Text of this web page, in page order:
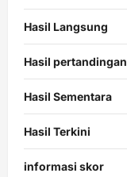
Hasil Langsung
Hasil pertandingan
Hasil Sementara
Hasil Terkini
informasi skor